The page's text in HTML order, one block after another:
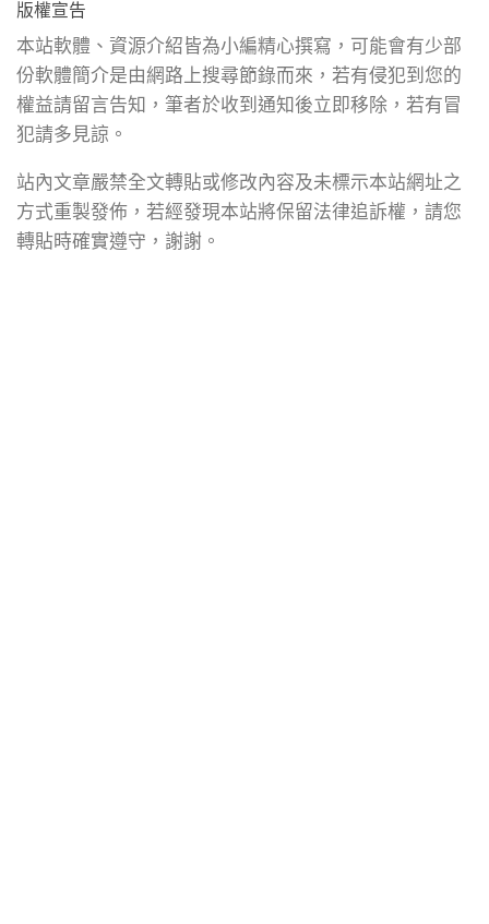
版權宣告
本站軟體、資源介紹皆為小編精心撰寫，可能會有少部
份軟體簡介是由網路上搜尋節錄而來，若有侵犯到您的
權益請留言告知，筆者於收到通知後立即移除，若有冒
犯請多見諒。
站內文章嚴禁全文轉貼或修改內容及未標示本站網址之
方式重製發佈，若經發現本站將保留法律追訴權，請您
轉貼時確實遵守，謝謝。